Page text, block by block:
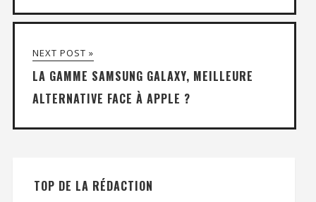
NEXT POST »
LA GAMME SAMSUNG GALAXY, MEILLEURE
ALTERNATIVE FACE À APPLE ?
TOP DE LA RÉDACTION